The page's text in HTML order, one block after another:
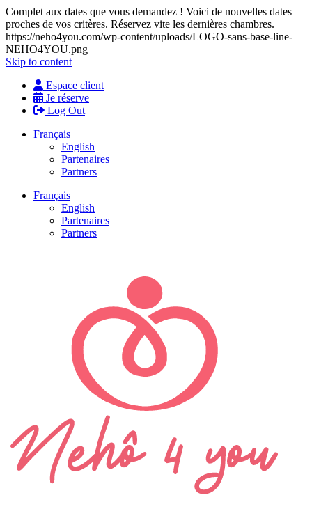
Complet aux dates que vous demandez ! Voici de nouvelles dates
proches de vos critères. Réservez vite les dernières chambres.
https://neho4you.com/wp-content/uploads/LOGO-sans-base-line-
NEHO4YOU.png
Skip to content
Espace client
Je réserve
Log Out
Français
English
Partenaires
Partners
Français
English
Partenaires
Partners